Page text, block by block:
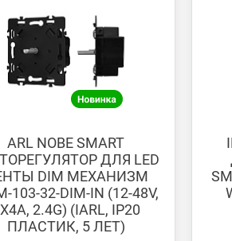
оплата по счету
оплатить заказ по выставленному
получения оплаты счета с Вами
самостоятельно забрать заказ в
ARL NOBE SMART
ДЛЯ LED
DIM МЕХАНИЗМ
103-32-DIM-IN (12-48V,
2.4G) (IARL, IP20
ПЛАСТИК, 5 ЛЕТ)